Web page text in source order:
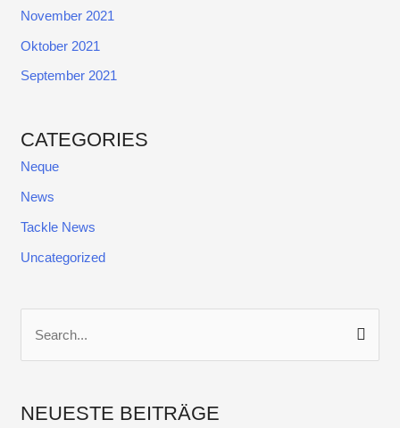
November 2021
Oktober 2021
September 2021
CATEGORIES
Neque
News
Tackle News
Uncategorized
u
h
NEUESTE BEITRÄGE